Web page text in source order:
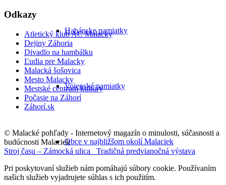
Habánske pamiatky
Vojenské pamiatky
Obce v najbližšom okolí Malaciek
Odkazy
Atletický klub AC Malacky
Dejiny Záhoria
Divadlo na hambálku
Ľudia pre Malacky
Malacká šošovica
Mesto Malacky
Mestské centrum kultúry
Počasie na Záhorí
Záhorí.sk
© Malacké pohľady - Internetový magazín o minulosti, súčasnosti a
budúcnosti Malaciek
Stroj času – Zámocká ulica
Tradičná predvianočná výstava
Pri poskytovaní služieb nám pomáhajú súbory cookie. Používaním
našich služieb vyjadrujete súhlas s ich použitím.